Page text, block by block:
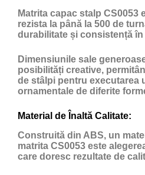
Matrita capac stalp CS0053
rezista la până la 500 de
durabilitate și consistență în
Dimensiunile sale
posibilități creative,
de stâlpi pentru executarea
ornamentale de diferite
Material de Înaltă Calitate:
Construită din ABS, un
matrita CS0053 este
care doresc rezultate de